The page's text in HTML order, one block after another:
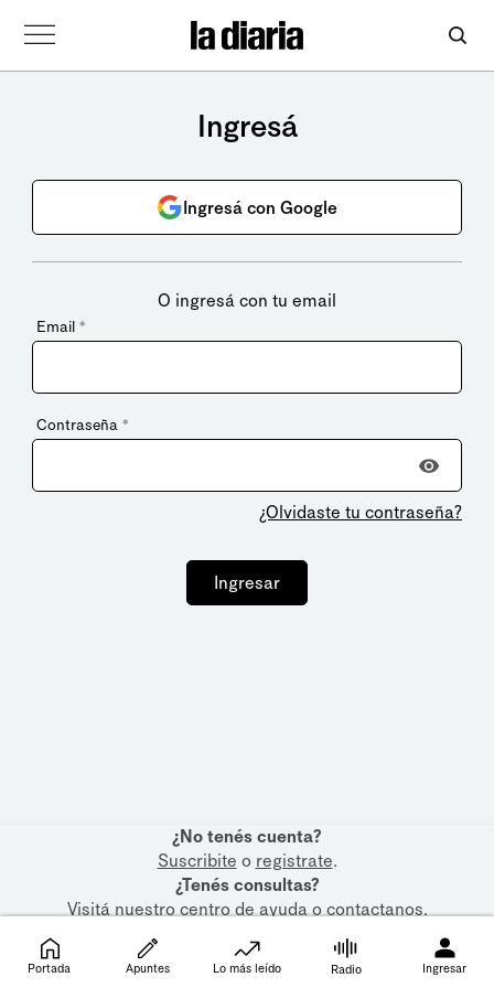
Ingresá
Ingresá con Google
O ingresá con tu email
Email *
Contraseña *
¿Olvidaste tu contraseña?
Ingresar
¿No tenés cuenta?
Suscribite o registrate.
¿Tenés consultas?
Visitá nuestrocentro de ayudaocontactanos.
Portada Apuntes Lo más leído Radio Ingresar